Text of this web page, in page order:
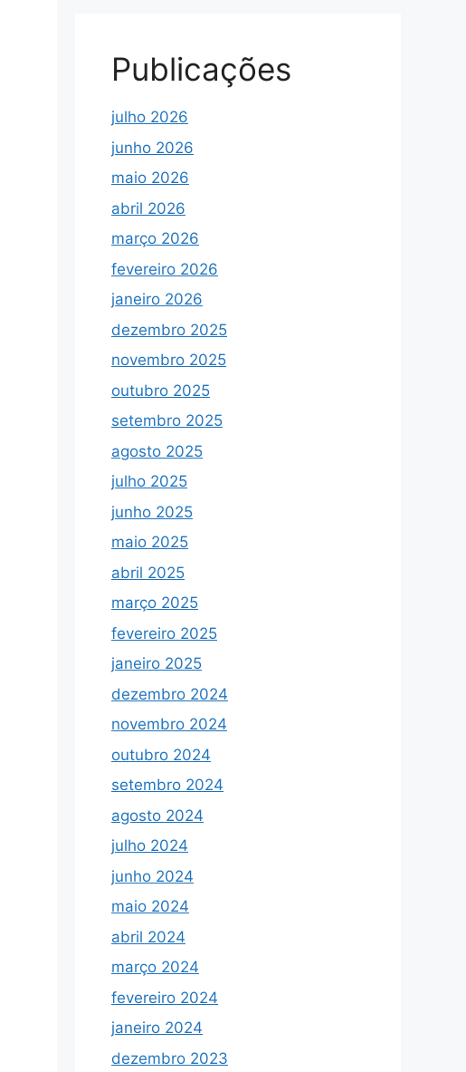
Publicações
julho 2026
junho 2026
maio 2026
abril 2026
março 2026
fevereiro 2026
janeiro 2026
dezembro 2025
novembro 2025
outubro 2025
setembro 2025
agosto 2025
julho 2025
junho 2025
maio 2025
abril 2025
março 2025
fevereiro 2025
janeiro 2025
dezembro 2024
novembro 2024
outubro 2024
setembro 2024
agosto 2024
julho 2024
junho 2024
maio 2024
abril 2024
março 2024
fevereiro 2024
janeiro 2024
dezembro 2023